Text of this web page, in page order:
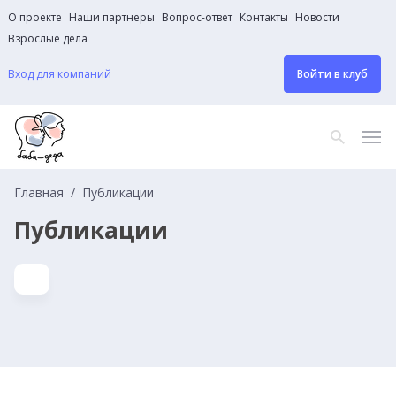
О проекте Наши партнеры Вопрос-ответ Контакты Новости
Взрослые дела
Вход для компаний Войти в клуб
Главная Публикации
Публикации